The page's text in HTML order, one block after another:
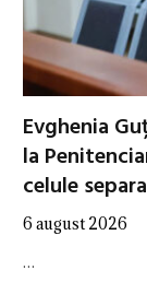
Evghenia
la
celule
6 august 2026
…